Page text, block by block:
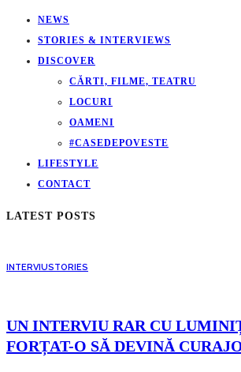
NEWS
STORIES & INTERVIEWS
DISCOVER
CĂRTI, FILME, TEATRU
LOCURI
OAMENI
#CASEDEPOVESTE
LIFESTYLE
CONTACT
LATEST POSTS
INTERVIUSTORIES
UN INTERVIU RAR CU
FORȚAT-O SĂ DEVINĂ